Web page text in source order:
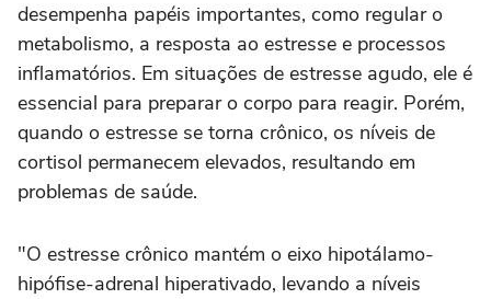
desempenha papéis importantes, como regular o
metabolismo, a resposta ao estresse e processos
inflamatórios. Em situações de estresse agudo, ele é
essencial para preparar o corpo para reagir. Porém,
quando o estresse se torna crônico, os níveis de
cortisol permanecem elevados, resultando em
problemas de saúde.
"O estresse crônico mantém o eixo hipotálamo-
hipófise-adrenal hiperativado, levando a níveis